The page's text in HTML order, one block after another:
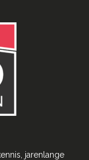
jarenlange